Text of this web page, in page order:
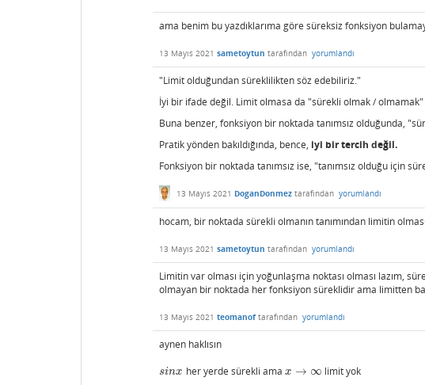
ama benim bu yazdıklarıma göre süreksiz fonksiyon
13 Mayıs 2021 sametoytun tarafından yorumlandı
"Limit olduğundan süreklilikten söz edebiliriz."
İyi bir ifade değil. Limit olmasa da "sürekli olmak / olmamak"
Buna benzer, fonksiyon bir noktada tanımsız olduğunda,
Pratik yönden bakıldığında, bence, iyi bir tercih değil.
Fonksiyon bir noktada tanımsız ise, "tanımsız olduğu için
13 Mayıs 2021 DoganDonmez tarafından yorumlandı
hocam, bir noktada sürekli olmanın tanımından limitin
13 Mayıs 2021 sametoytun tarafından yorumlandı
Limitin var olması için yoğunlaşma noktası olması lazım,
olmayan bir noktada her fonksiyon süreklidir ama limitten
13 Mayıs 2021 teomanof tarafından yorumlandı
aynen haklısın
sinx
sinx her yerde sürekli ama x → ∞
x→∞ limit yok